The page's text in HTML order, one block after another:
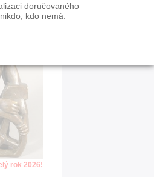
rok 2026!
doručovaného
kdo nemá.